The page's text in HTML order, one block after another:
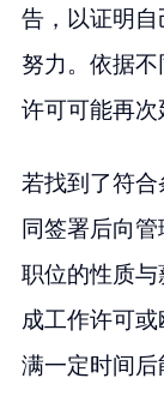
告，以证明
努力。依据
许可可能再次
若找到了符
同签署后向
职位的性质
成工作许可
满一定时间